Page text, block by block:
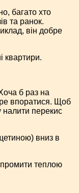
багато хто
та ранок.
він добре
квартири.
б раз на
впоратися. Щоб
налити перекис
вниз в
промити теплою